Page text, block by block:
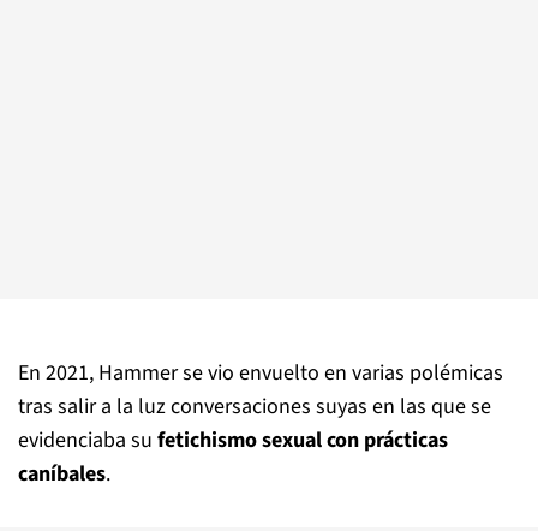
En 2021, Hammer se vio envuelto en varias polémicas
tras salir a la luz conversaciones suyas en las que se
evidenciaba su fetichismo sexual con prácticas
caníbales.